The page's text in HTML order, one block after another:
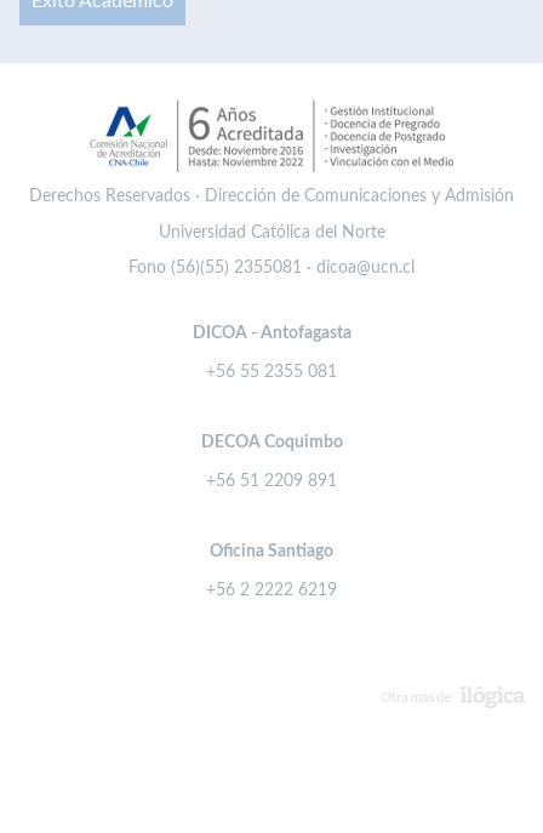
Derechos Reservados · Dirección de Comunicaciones y Admisión
Universidad Católica del Norte
Fono (56)(55) 2355081 · dicoa@ucn.cl
DICOA - Antofagasta
+56 55 2355 081
DECOA Coquimbo
+56 51 2209 891
Oficina Santiago
+56 2 2222 6219